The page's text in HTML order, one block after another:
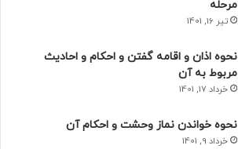
مرحله
تیر 16, 1401
نحوه اذان و اقامه گفتن و احکام و احادیث
مربوط به آن
خرداد 17, 1401
نحوه خواندن نماز وحشت و احکام آن
خرداد 9, 1401